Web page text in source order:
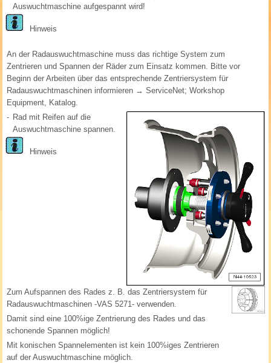
Auswuchtmaschine aufgespannt wird!
Hinweis
An der Radauswuchtmaschine muss das richtige System zum
Zentrieren und Spannen der Räder zum Einsatz kommen. Bitte vor
Beginn der Arbeiten über das entsprechende Zentriersystem für
Radauswuchtmaschinen informieren → ServiceNet; Workshop
Equipment, Katalog.
- Rad mit Reifen auf die
Auswuchtmaschine spannen.
Hinweis
Zum Aufspannen des Rades z. B. das Zentriersystem für
Radauswuchtmaschinen -VAS 5271- verwenden.
Damit sind eine 100%ige Zentrierung des Rades und das
schonende Spannen möglich!
Mit konischen Spannelementen ist kein 100%iges Zentrieren
auf der Auswuchtmaschine möglich.